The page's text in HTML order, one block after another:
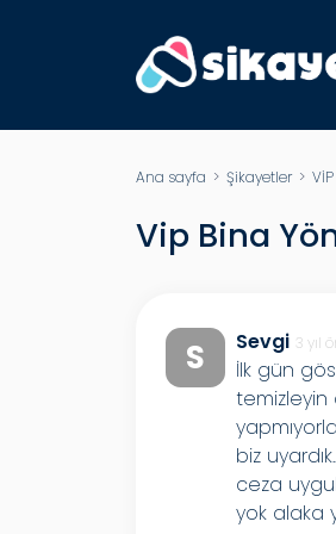
Ana sayfa > Şikayetler>
Vip Bina
S Sevgi 3 yıl
İlk gün
temizleyin
biz
ceza
yok alaka